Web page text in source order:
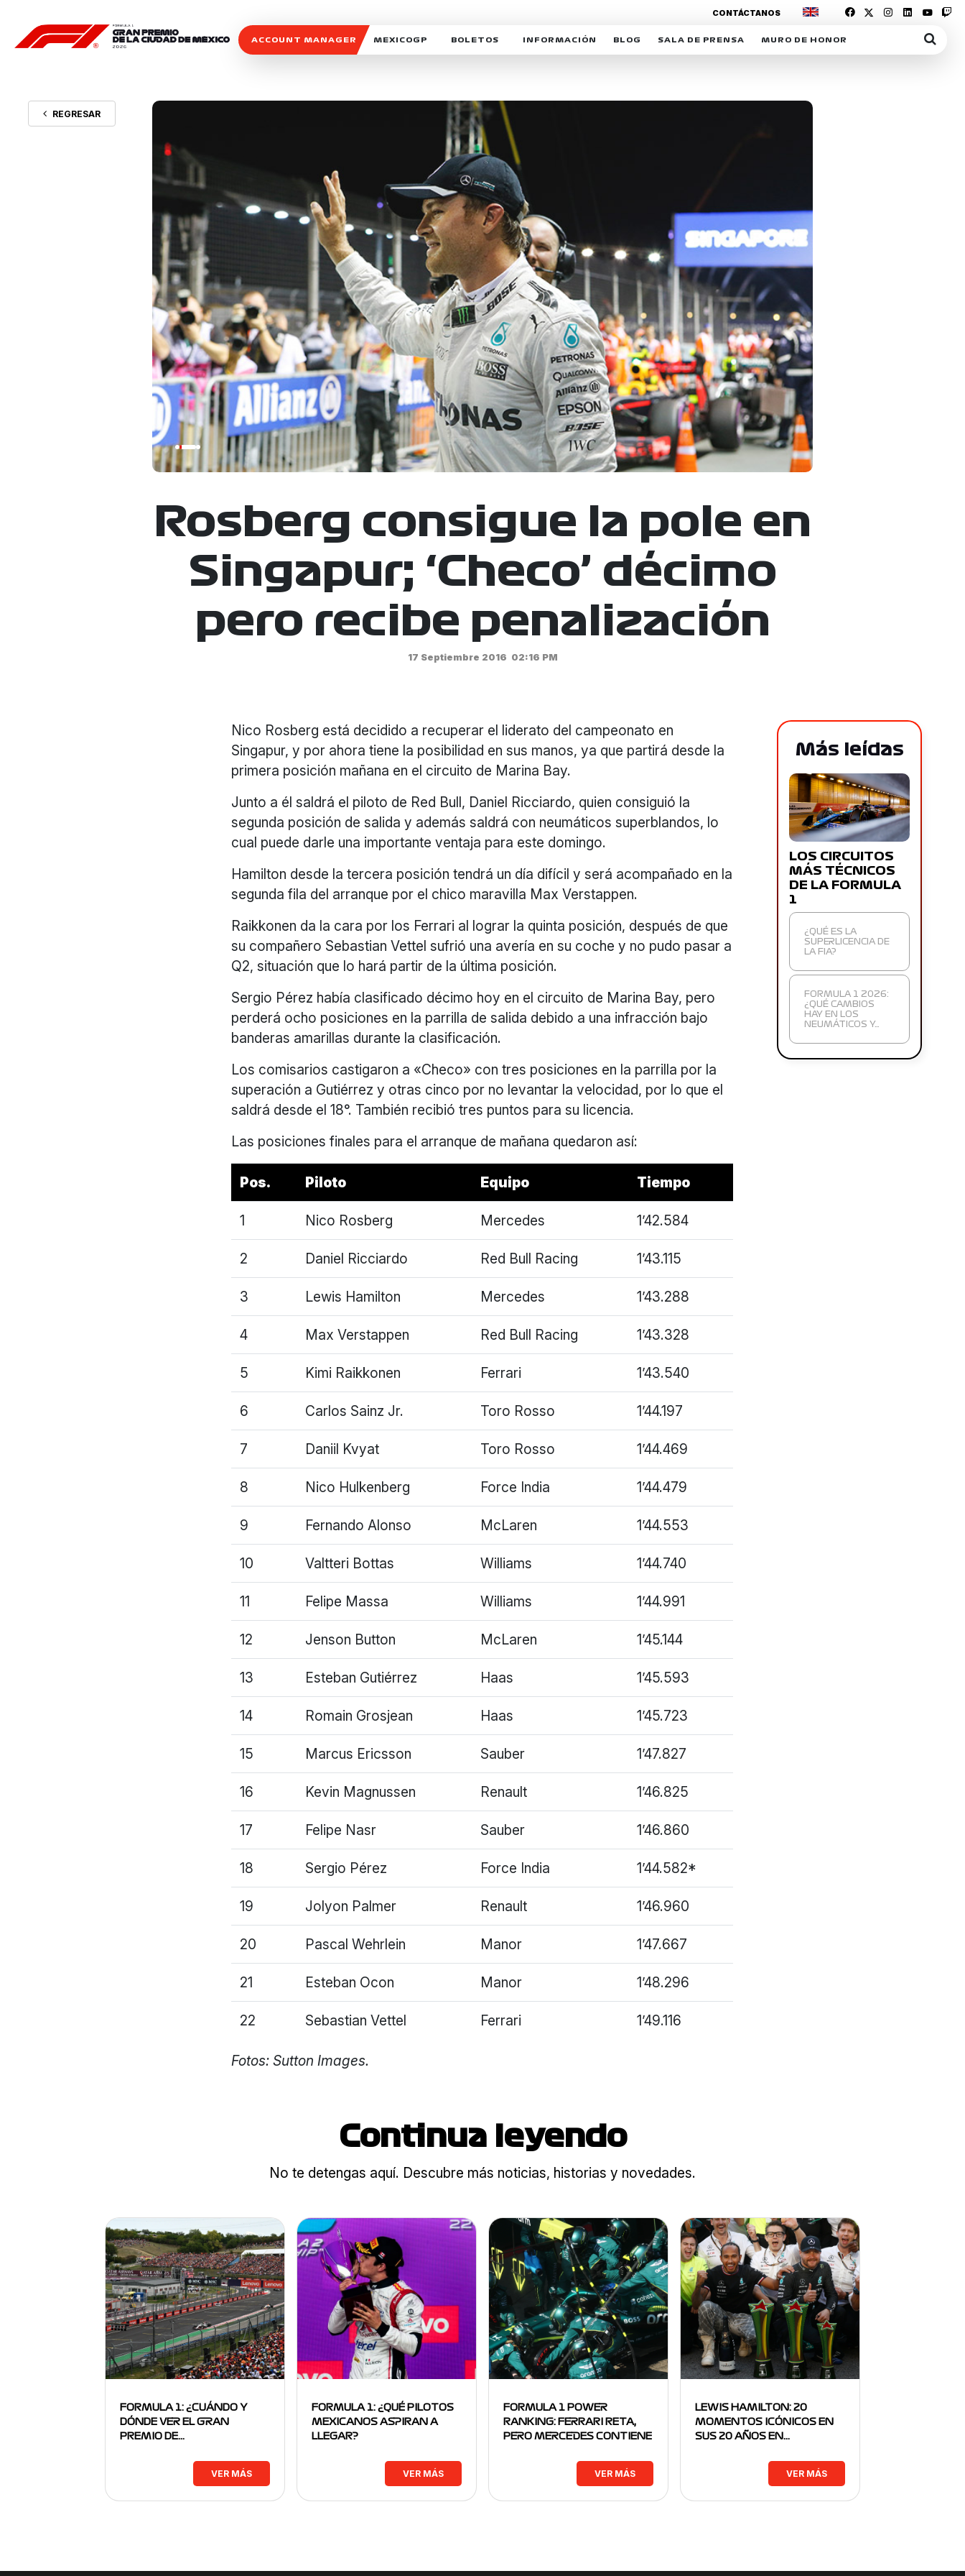
ACCOUNT MANAGER MEXICOGP
SOSTENIBILIDAD
CELEBRA CON NOSOTROS
BOLETOS INFORMACIÓN
VOLUNTARIOS
EXPOSICIÓN FOTOGRÁFICA
CAMPEONATO
PATROCINADORES
LEGALES TICKETMASTER
BLOG SALA DE PRENSA MURO DE HONOR
CONTÁCTANOS
REGRESAR
Rosberg consigue la pole en
Singapur; ‘Checo’ décimo
pero recibe penalización
17 Septiembre 2016 02:16 PM
Nico Rosberg está decidido a recuperar el liderato del campeonato en
Singapur, y por ahora tiene la posibilidad en sus manos, ya que partirá desde la
primera posición mañana en el circuito de Marina Bay.
Junto a él saldrá el piloto de Red Bull, Daniel Ricciardo, quien consiguió la
segunda posición de salida y además saldrá con neumáticos superblandos, lo
cual puede darle una importante ventaja para este domingo.
Hamilton desde la tercera posición tendrá un día difícil y será acompañado en la
segunda fila del arranque por el chico maravilla Max Verstappen.
Raikkonen da la cara por los Ferrari al lograr la quinta posición, después de que
su compañero Sebastian Vettel sufrió una avería en su coche y no pudo pasar a
Q2, situación que lo hará partir de la última posición.
Sergio Pérez había clasificado décimo hoy en el circuito de Marina Bay, pero
perderá ocho posiciones en la parrilla de salida debido a una infracción bajo
banderas amarillas durante la clasificación.
Los comisarios castigaron a «Checo» con tres posiciones en la parrilla por la
superación a Gutiérrez y otras cinco por no levantar la velocidad, por lo que el
saldrá desde el 18°. También recibió tres puntos para su licencia.
Las posiciones finales para el arranque de mañana quedaron así:
Pos. Piloto Equipo Tiempo
1 Nico Rosberg Mercedes 1’42.584
2 Daniel Ricciardo Red Bull Racing 1’43.115
3 Lewis Hamilton Mercedes 1’43.288
4 Max Verstappen Red Bull Racing 1’43.328
5 Kimi Raikkonen Ferrari 1’43.540
6 Carlos Sainz Jr. Toro Rosso 1’44.197
7 Daniil Kvyat Toro Rosso 1’44.469
8 Nico Hulkenberg Force India 1’44.479
9 Fernando Alonso McLaren 1’44.553
10 Valtteri Bottas Williams 1’44.740
11 Felipe Massa Williams 1’44.991
12 Jenson Button McLaren 1’45.144
13 Esteban Gutiérrez Haas 1’45.593
14 Romain Grosjean Haas 1’45.723
15 Marcus Ericsson Sauber 1’47.827
16 Kevin Magnussen Renault 1’46.825
17 Felipe Nasr Sauber 1’46.860
18 Sergio Pérez Force India 1’44.582*
19 Jolyon Palmer Renault 1’46.960
20 Pascal Wehrlein Manor 1’47.667
21 Esteban Ocon Manor 1’48.296
22 Sebastian Vettel Ferrari 1’49.116
Fotos: Sutton Images.
Más leídas
LOS CIRCUITOS
MÁS TÉCNICOS
DE LA FORMULA
1
¿QUÉ ES LA
SUPERLICENCIA DE
LA FIA?
FORMULA 1 2026:
¿QUÉ CAMBIOS
HAY EN LOS
NEUMÁTICOS Y…
Continua leyendo
No te detengas aquí. Descubre más noticias, historias y novedades.
FORMULA 1: ¿CUÁNDO Y
DÓNDE VER EL GRAN
PREMIO DE…
VER MÁS
FORMULA 1: ¿QUÉ PILOTOS
MEXICANOS ASPIRAN A
LLEGAR?
VER MÁS
FORMULA 1 POWER
RANKING: FERRARI RETA,
PERO MERCEDES CONTIENE
VER MÁS
LEWIS HAMILTON: 20
MOMENTOS ICÓNICOS EN
SUS 20 AÑOS EN…
VER MÁS